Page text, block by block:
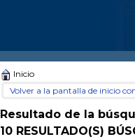
Inicio
Volver a la pantalla de inicio
Resultado de la
10 RESULTADO(S)